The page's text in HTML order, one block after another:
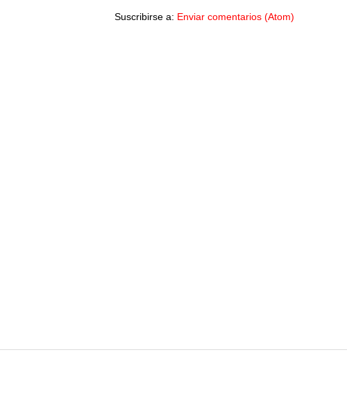
Suscribirse a: Enviar comentarios (Atom)